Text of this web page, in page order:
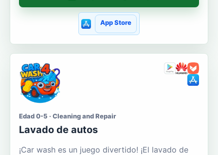
App Store
Edad 0-5 · Cleaning and Repair
Lavado de autos
¡Car wash es un juego divertido! ¡El lavado de